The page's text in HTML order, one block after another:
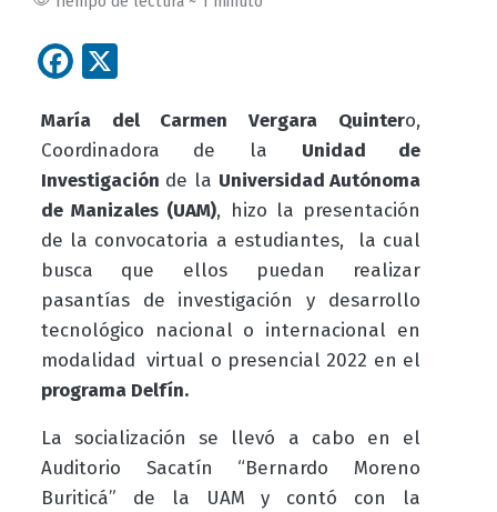
Facebook
María del Carmen Vergara Quintero,
Coordinadora de la Unidad de
Investigación de la Universidad Autónoma
de Manizales (UAM), hizo la presentación
de la convocatoria a estudiantes, la cual
busca que ellos puedan realizar
pasantías de investigación y desarrollo
tecnológico nacional o internacional en
modalidad virtual o presencial 2022 en el
programa Delfín.
La socialización se llevó a cabo en el
Auditorio Sacatín “Bernardo Moreno
Buriticá” de la UAM y contó con la